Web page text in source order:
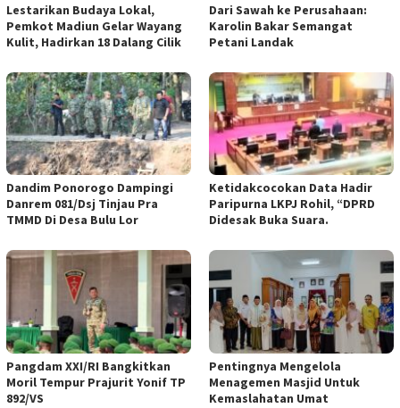
Lestarikan Budaya Lokal,
Pemkot Madiun Gelar Wayang
Kulit, Hadirkan 18 Dalang Cilik
Dari Sawah ke Perusahaan:
Karolin Bakar Semangat
Petani Landak
Dandim Ponorogo Dampingi
Danrem 081/Dsj Tinjau Pra
TMMD Di Desa Bulu Lor
Ketidakcocokan Data Hadir
Paripurna LKPJ Rohil, “DPRD
Didesak Buka Suara.
Pangdam XXI/RI Bangkitkan
Moril Tempur Prajurit Yonif TP
892/VS
Pentingnya Mengelola
Menagemen Masjid Untuk
Kemaslahatan Umat